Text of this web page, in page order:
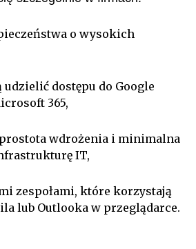
o wysokich
dostępu do Google
365,
wdrożenia i minimalna
IT,
zespołami, które korzystają
lub Outlooka w przeglądarce.